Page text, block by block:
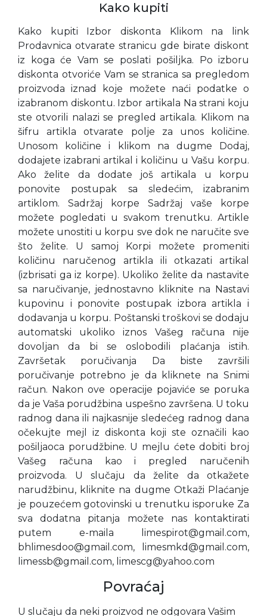
Kako kupiti
Kako kupiti Izbor diskonta Klikom na link
Prodavnica otvarate stranicu gde birate diskont
iz koga će Vam se poslati pošiljka. Po izboru
diskonta otvoriće Vam se stranica sa pregledom
proizvoda iznad koje možete naći podatke o
izabranom diskontu. Izbor artikala Na strani koju
ste otvorili nalazi se pregled artikala. Klikom na
šifru artikla otvarate polje za unos količine.
Unosom količine i klikom na dugme Dodaj,
dodajete izabrani artikal i količinu u Vašu korpu.
Ako želite da dodate još artikala u korpu
ponovite postupak sa sledećim, izabranim
artiklom. Sadržaj korpe Sadržaj vaše korpe
možete pogledati u svakom trenutku. Artikle
možete unostiti u korpu sve dok ne naručite sve
što želite. U samoj Korpi možete promeniti
količinu naručenog artikla ili otkazati artikal
(izbrisati ga iz korpe). Ukoliko želite da nastavite
sa naručivanje, jednostavno kliknite na Nastavi
kupovinu i ponovite postupak izbora artikla i
dodavanja u korpu. Poštanski troškovi se dodaju
automatski ukoliko iznos Vašeg računa nije
dovoljan da bi se oslobodili plaćanja istih.
Završetak poručivanja Da biste završili
poručivanje potrebno je da kliknete na Snimi
račun. Nakon ove operacije pojaviće se poruka
da je Vaša porudžbina uspešno završena. U toku
radnog dana ili najkasnije sledećeg radnog dana
očekujte mejl iz diskonta koji ste označili kao
pošiljaoca porudžbine. U mejlu ćete dobiti broj
Vašeg računa kao i pregled naručenih
proizvoda. U slučaju da želite da otkažete
narudžbinu, kliknite na dugme Otkaži Plaćanje
je pouzećem gotovinski u trenutku isporuke Za
sva dodatna pitanja možete nas kontaktirati
putem e-maila limespirot@gmail.com,
bhlimesdoo@gmail.com, limesmkd@gmail.com,
limessb@gmail.com, limescg@yahoo.com
Povraćaj
U slučaju da neki proizvod ne odgovara Vašim